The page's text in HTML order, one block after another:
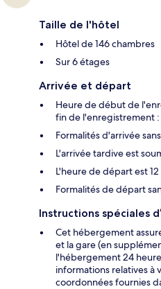
Taille de l'hôtel
Hôtel de 146 chambres
Sur 6 étages
Arrivée et départ
Heure de début de
fin de l'enregistrement
Formalités d'arrivée
L'arrivée tardive est
L'heure de départ est
Formalités de départ
Instructions spéciales
Cet hébergement
et la gare (en
l'hébergement 24
informations relatives à
coordonnées fournies